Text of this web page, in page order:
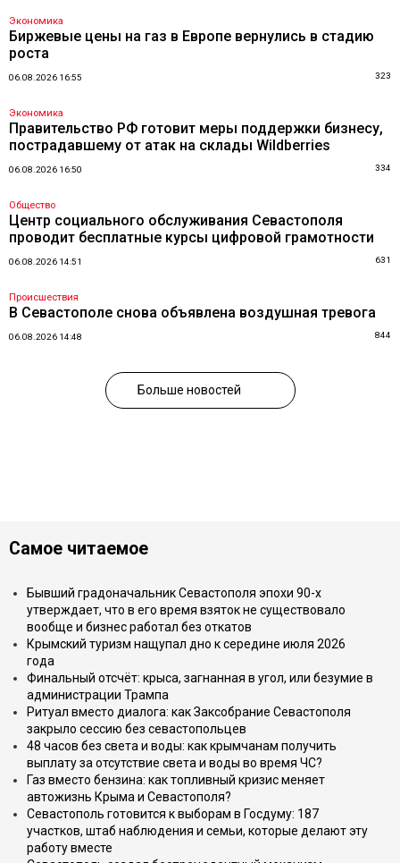
Экономика
Биржевые цены на газ в Европе вернулись в стадию
роста
06.08.2026 16:55 323
Экономика
Правительство РФ готовит меры поддержки бизнесу,
пострадавшему от атак на склады Wildberries
06.08.2026 16:50 334
Общество
Центр социального обслуживания Севастополя
проводит бесплатные курсы цифровой грамотности
06.08.2026 14:51 631
Происшествия
В Севастополе снова объявлена воздушная тревога
06.08.2026 14:48 844
Больше новостей
Самое читаемое
Бывший градоначальник Севастополя эпохи 90-х
утверждает, что в его время взяток не существовало
вообще и бизнес работал без откатов
Крымский туризм нащупал дно к середине июля 2026
года
Финальный отсчёт: крыса, загнанная в угол, или безумие в
администрации Трампа
Ритуал вместо диалога: как Заксобрание Севастополя
закрыло сессию без севастопольцев
48 часов без света и воды: как крымчанам получить
выплату за отсутствие света и воды во время ЧС?
Газ вместо бензина: как топливный кризис меняет
автожизнь Крыма и Севастополя?
Севастополь готовится к выборам в Госдуму: 187
участков, штаб наблюдения и семьи, которые делают эту
работу вместе